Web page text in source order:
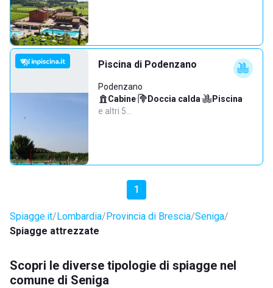
Piscina di Podenzano
Podenzano
Cabine· Doccia calda· Piscina·
e altri 5…
1
Spiagge.it Lombardia Provincia di Brescia Seniga
Spiagge attrezzate
Scopri le diverse tipologie di spiagge nel
comune di Seniga